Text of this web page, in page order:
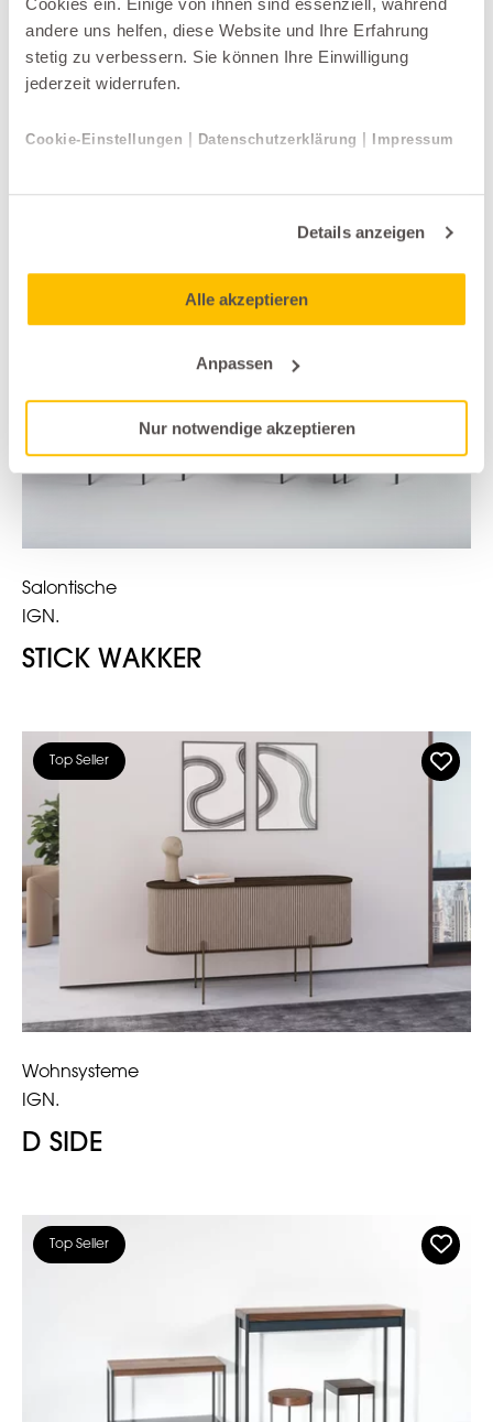
Cookies ein. Einige von ihnen sind essenziell, während
andere uns helfen, diese Website und Ihre Erfahrung
stetig zu verbessern. Sie können Ihre Einwilligung
jederzeit widerrufen.
Cookie-Einstellungen | Datenschutzerklärung | Impressum
Details anzeigen
Alle akzeptieren
Anpassen
Nur notwendige akzeptieren
IGN.
Salontische
IGN.
STICK WAKKER
Top Seller
Wohnsysteme
IGN.
D SIDE
Top Seller